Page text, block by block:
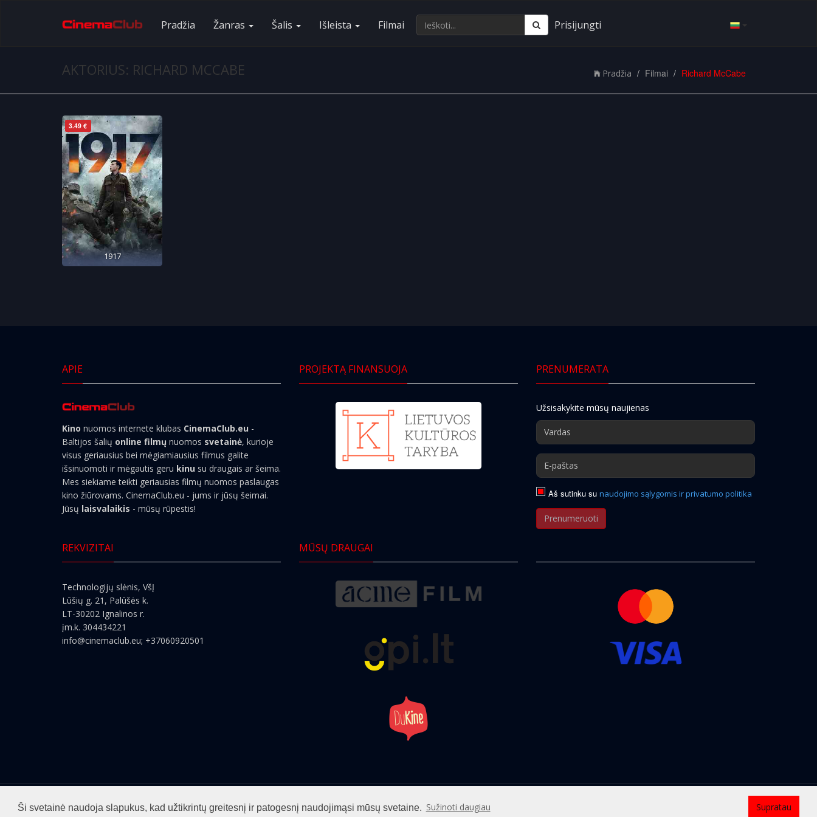
Ši svetainė naudoja slapukus, kad užtikrintų greitesnį ir patogesnį naudojimąsi mūsų svetaine. Sužinoti daugiau Supratau
Pradžia Žanras Šalis Išleista Filmai Prisijungti
AKTORIUS: RICHARD MCCABE Pradžia Filmai Richard McCabe
3.49 €
1917
APIE
Kino nuomos internete klubas CinemaClub.eu -
Baltijos šalių online filmų nuomos svetainė, kurioje
visus geriausius bei mėgiamiausius filmus galite
išsinuomoti ir mėgautis geru kinu su draugais ar šeima.
Mes siekiame teikti geriausias filmų nuomos paslaugas
kino žiūrovams. CinemaClub.eu - jums ir jūsų šeimai.
Jūsų laisvalaikis - mūsų rūpestis!
PROJEKTĄ FINANSUOJA PRENUMERATA
Užsisakykite mūsų naujienas
Aš sutinku su naudojimo sąlygomis ir privatumo politika
Prenumeruoti
REKVIZITAI
Technologijų slėnis, VšĮ
Lūšių g. 21, Palūšės k.
LT-30202 Ignalinos r.
įm.k. 304434221
info@cinemaclub.eu; +37060920501
MŪSŲ DRAUGAI
Visos teisės saugomos ©2026cinemaclub.lt info@cinemaclub.lt